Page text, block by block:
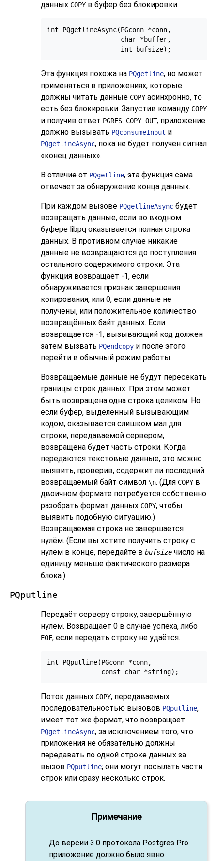
данных COPY в буфер без блокировки.
int PQgetlineAsync(PGconn *conn,
                   char *buffer,
Эта функция похожа на PQgetline, но может
применяться в приложениях, которые
должны читать данные COPY асинхронно, то
есть без блокировки. Запустив команду COPY
и получив ответ PGRES_COPY_OUT, приложение
должно вызывать PQconsumeInput и
PQgetlineAsync, пока не будет получен сигнал
«конец данных».
В отличие от PQgetline, эта функция сама
отвечает за обнаружение конца данных.
При каждом вызове PQgetlineAsync будет
возвращать данные, если во входном
буфере libpq оказывается полная строка
данных. В противном случае никакие
данные не возвращаются до поступления
остального содержимого строки. Эта
функция возвращает -1, если
обнаруживается признак завершения
копирования, или 0, если данные не
получены, или положительное количество
возвращённых байт данных. Если
возвращается -1, вызывающий код должен
затем вызвать PQendcopy и после этого
перейти в обычный режим работы.
Возвращаемые данные не будут пересекать
границы строк данных. При этом может
быть возвращена одна строка целиком. Но
если буфер, выделенный вызывающим
кодом, оказывается слишком мал для
строки, передаваемой сервером,
возвращена будет часть строки. Когда
передаются текстовые данные, это можно
выявить, проверив, содержит ли последний
возвращаемый байт символ \n. (Для COPY в
двоичном формате потребуется собственно
разобрать формат данных COPY, чтобы
выявить подобную ситуацию.)
Возвращаемая строка не завершается
нулём. (Если вы хотите получить строку с
нулём в конце, передайте в bufsize число на
единицу меньше фактического размера
блока.)
PQputline
Передаёт серверу строку, завершённую
нулём. Возвращает 0 в случае успеха, либо
EOF, если передать строку не удаётся.
int PQputline(PGconn *conn,
Поток данных COPY, передаваемых
последовательностью вызовов PQputline,
имеет тот же формат, что возвращает
PQgetlineAsync, за исключением того, что
приложения не обязательно должны
передавать по одной строке данных за
вызов PQputline; они могут посылать части
строк или сразу несколько строк.
Примечание
До версии 3.0 протокола Postgres Pro
приложение должно было явно